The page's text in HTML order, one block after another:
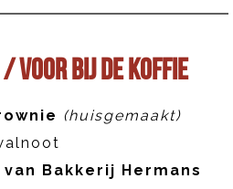
VOOR BIJ DE KOFFIE
(huisgemaakt)
Bakkerij Hermans